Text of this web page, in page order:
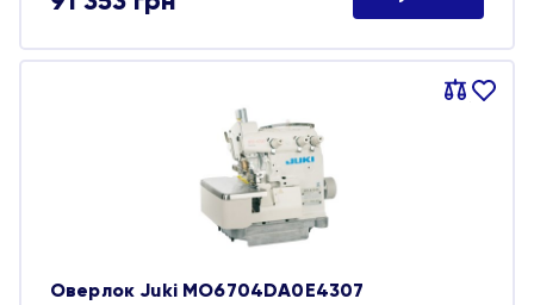
Порівняти
В
Оверлок Juki MO6704DA0E4307